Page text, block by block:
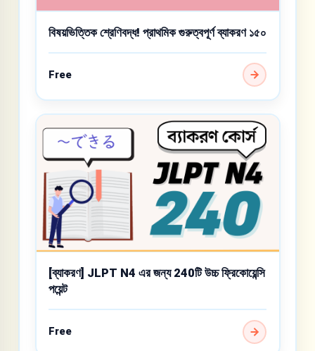
বিষয়ভিত্তিক শ্রেণিবদ্ধ! প্রাথমিক গুরুত্বপূর্ণ ব্যাকরণ ১৫০
Free
[ব্যাকরণ] JLPT N4 এর জন্য 240টি উচ্চ ফ্রিকোয়েন্সি
পয়েন্ট
Free